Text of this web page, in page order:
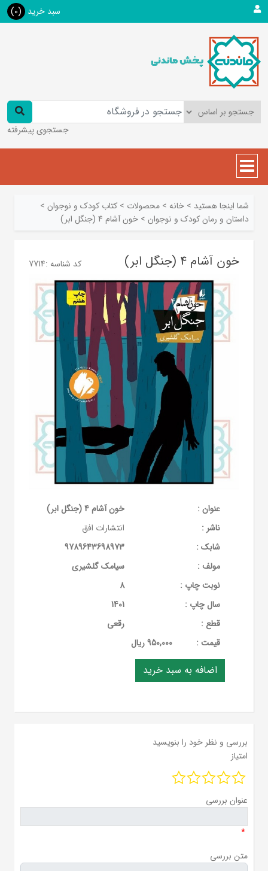
سبد خرید (0)
جستجوی پیشرفته
شما اینجا هستید > خانه > محصولات > کتاب کودک و نوجوان >
داستان و رمان کودک و نوجوان > خون آشام 4 (جنگل ابر)
خون آشام 4 (جنگل ابر) کد شناسه :7714
عنوان :
خون آشام 4 (جنگل ابر)
ناشر :
انتشارات افق
شابک :
9789643698973
مولف :
سیامک گلشیری
نوبت چاپ :
8
سال چاپ :
1401
قطع :
رقعی
قيمت :
950,000 ریال
بررسی و نظر خود را بنویسید
امتیاز
عنوان بررسی
*
متن بررسی